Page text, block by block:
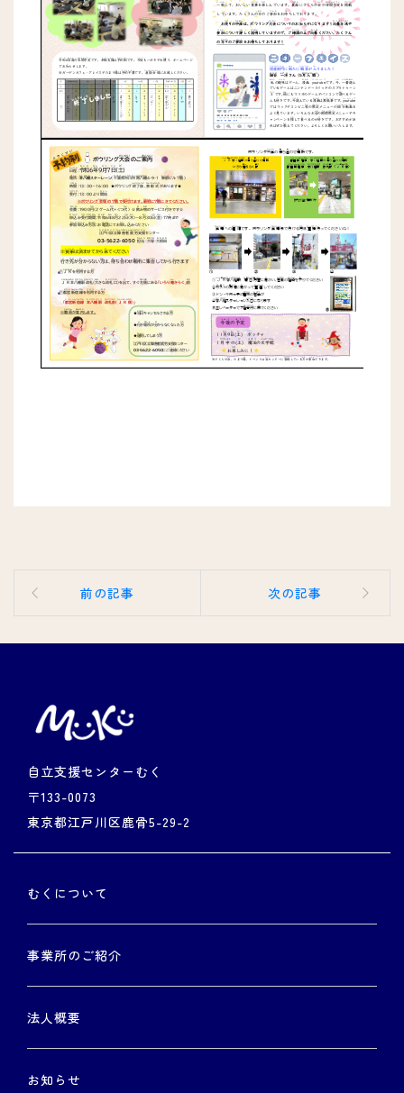
前の記事 次の記事
自立支援センターむく
〒133-0073
東京都江戸川区鹿骨5-29-2
むくについて
事業所のご紹介
法人概要
お知らせ